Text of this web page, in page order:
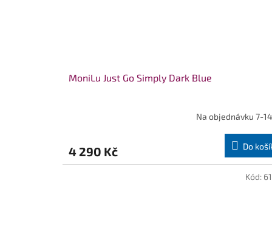
MoniLu Just Go Simply Dark Blue
Na objednávku 7-
4 290 Kč Do
Kód: